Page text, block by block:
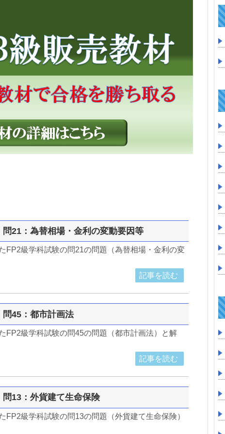
21：為替相場・金利の変動要因等
FP2級学科試験の問21の問題（為替相場・金利の変
記事を読む
45：都市計画法
FP2級学科試験の問45の問題（都市計画法）と解
記事を読む
13：外貨建て生命保険
級学科試験の問13の問題（外貨建て生命保険）